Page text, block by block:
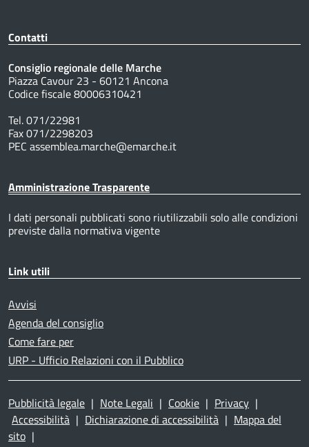
Contatti
Consiglio regionale delle Marche
Piazza Cavour 23 - 60121 Ancona
Codice fiscale 80006310421
Tel. 071/22981
Fax 071/2298203
PEC assemblea.marche@emarche.it
Amministrazione Trasparente
I dati personali pubblicati sono riutilizzabili solo alle condizioni
previste dalla normativa vigente
Link utili
Avvisi
Agenda del consiglio
Come fare per
URP - Ufficio Relazioni con il Pubblico
Pubblicità legale | Note Legali | Cookie | Privacy |
Accessibilità | Dichiarazione di accessibilità | Mappa del
sito |